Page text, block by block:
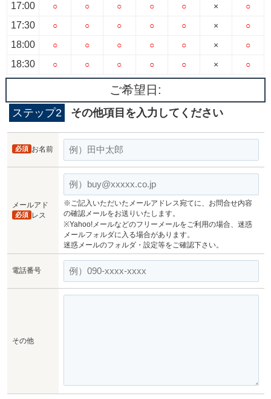
17:00
17:30
18:00
18:30
○
○
○
○
○
○
○
○
○
○
○
○
○
○
○
○
○
○
○
○
×
×
×
×
○
○
○
○
ご希望日:
ステップ2 その他項目を入力してください
お名前
必須
メールアド
レス
必須
※ご記入いただいたメールアドレス宛てに、お問合せ内容
の確認メールをお送りいたします。
※Yahoo!メールなどのフリーメールをご利用の場合、迷惑
メールフォルダに入る場合があります。
迷惑メールのフォルダ・設定等をご確認下さい。
電話番号
その他